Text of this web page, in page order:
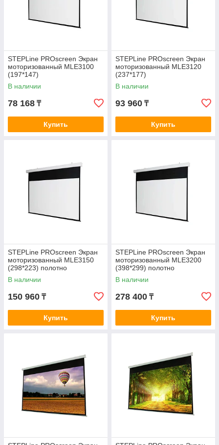
STEPLine PROscreen Экран
моторизованный MLE3100
(197*147)
В наличии
78 168 ₸
Купить
STEPLine PROscreen Экран
моторизованный MLE3120
(237*177)
В наличии
93 960 ₸
Купить
STEPLine PROscreen Экран
моторизованный MLE3150
(298*223) полотно
повышенной прочности
В наличии
150 960 ₸
Купить
STEPLine PROscreen Экран
моторизованный MLE3200
(398*299) полотно
повышенной прочности
В наличии
278 400 ₸
Купить